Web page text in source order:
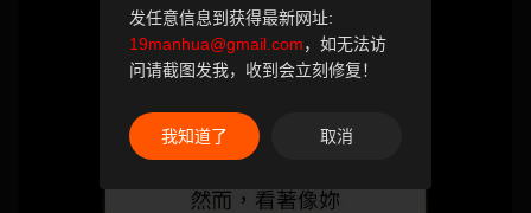
发任意信息到获得最新网址:
19manhua@gmail.com，如无法访
问请截图发我，收到会立刻修复！
我知道了 取消